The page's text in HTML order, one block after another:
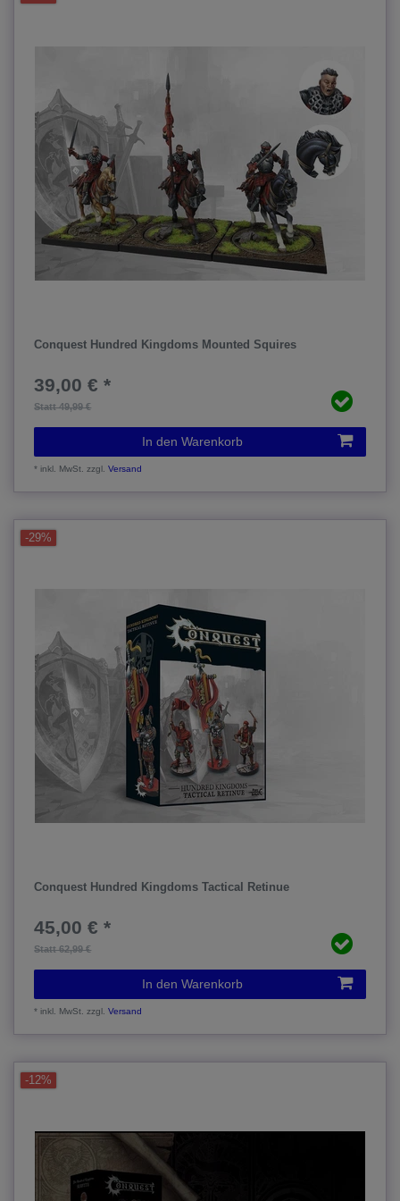
Conquest Hundred Kingdoms Mounted Squires
Statt 49,99 €
39,00 € *
In den Warenkorb
*inkl. MwSt. zzgl.Versand
-29%
Conquest Hundred Kingdoms Tactical Retinue
Statt 62,99 €
45,00 € *
In den Warenkorb
*inkl. MwSt. zzgl.Versand
-12%